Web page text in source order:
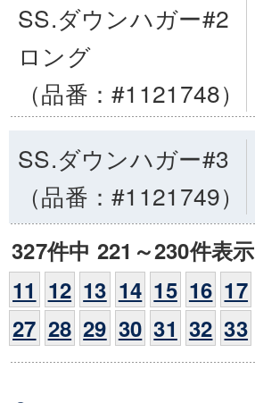
SS.ダウンハガー#2
ロング
（品番：#1121748）
SS.ダウンハガー#3
（品番：#1121749）
327件中 221～230件表示
11 12 13 14 15 16 17
27 28 29 30 31 32 33